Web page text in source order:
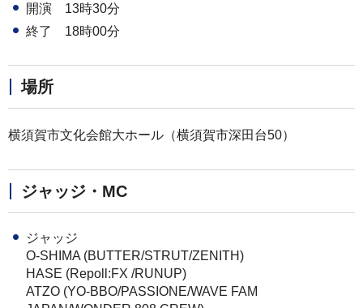
開演 13時30分
終了 18時00分
場所
横須賀市文化会館大ホール（横須賀市深田台50）
ジャッジ・MC
ジャッジ
O-SHIMA (BUTTER/STRUT/ZENITH)
HASE (Repoll:FX /RUNUP)
ATZO (YO-BBO/PASSIONE/WAVE FAM